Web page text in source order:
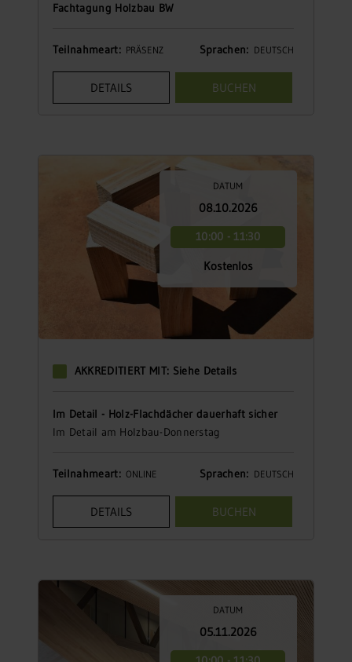
Fachtagung Holzbau BW
Teilnahmeart: PRÄSENZ Sprachen: DEUTSCH
DETAILS BUCHEN
DATUM
08.10.2026
10:00 - 11:30
Kostenlos
AKKREDITIERT MIT: Siehe Details
Im Detail - Holz-Flachdächer dauerhaft sicher
Im Detail am Holzbau-Donnerstag
Teilnahmeart:ONLINE Sprachen: DEUTSCH
DETAILS BUCHEN
DATUM
05.11.2026